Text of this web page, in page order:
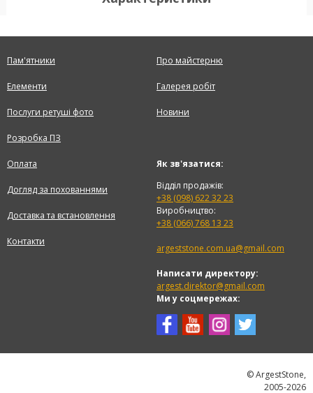
Пам'ятники
Елементи
Послуги ретуші фото
Розробка ПЗ
Про майстерню
Галерея робіт
Новини
Оплата
Догляд за похованнями
Доставка та встановлення
Контакти
Як зв'язатися:
Відділ продажів:
+38 (098) 622 32 23
Виробництво:
+38 (066) 768 13 23
argeststone.com.ua@gmail.com
Написати директору:
argest.direktor@gmail.com
Ми у соцмережах:
© ArgestStone,
2005-2026